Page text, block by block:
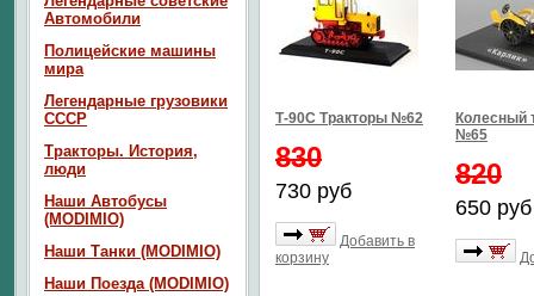
Т-90С Тракторы №62
830
730 руб
Добавить в
корзину
Колесный
№65
820
650 руб
Автомобили
Полицейские машины
мира
Легендарные грузовики
СССР
Тракторы. История,
люди
Наши Автобусы
(MODIMIO)
Наши Танки (MODIMIO)
Наши Поезда (MODIMIO)